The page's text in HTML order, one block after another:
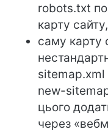
robots.txt
карту сайту,
саму карту
new-
цього
через